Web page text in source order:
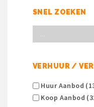
SNEL ZOEKEN
VERHUUR /
Huur Aanbod
Koop Aanbod